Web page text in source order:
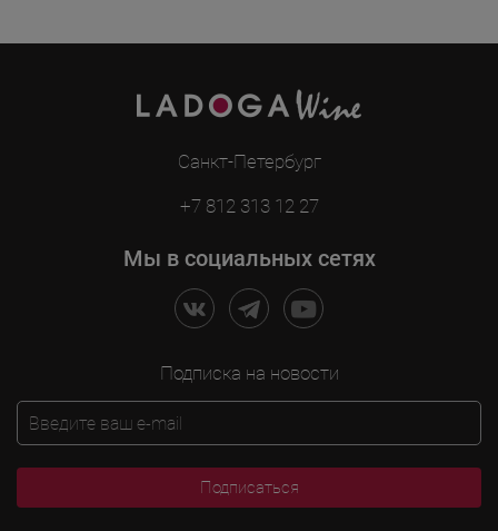
Санкт-Петербург
+7 812 313 12 27
Мы в социальных сетях
Подписка на новости
Подписаться